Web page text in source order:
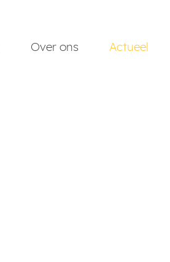
Over ons Actueel